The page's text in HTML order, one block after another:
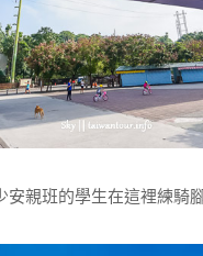
安親班的學生在這裡練騎